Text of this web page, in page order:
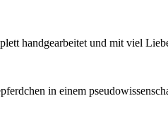
handgearbeitet und mit viel
in einem